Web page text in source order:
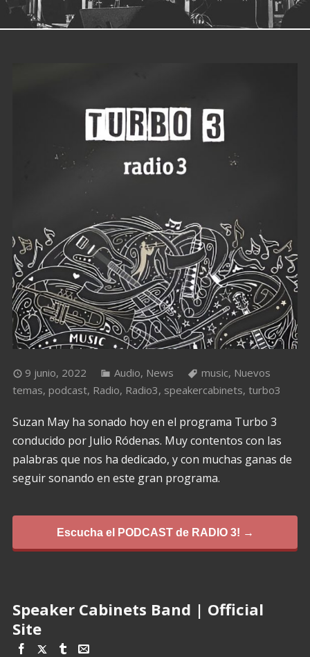
9 junio, 2022 Audio, News music, Nuevos
temas, podcast, Radio, Radio3, speakercabinets, turbo3
Suzan May ha sonado hoy en el programa Turbo 3
conducido por Julio Ródenas. Muy contentos con las
palabras que nos ha dedicado, y con muchas ganas de
seguir sonando en este gran programa.
Escucha el PODCAST de RADIO 3! →
Speaker Cabinets Band | Official
Site